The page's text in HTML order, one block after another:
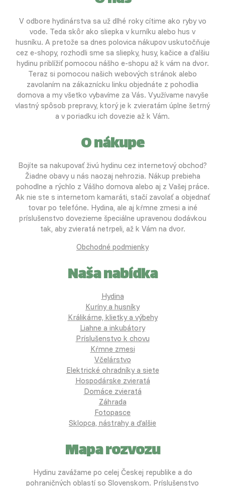
V odbore hydinárstva sa už dlhé roky cítime ako ryby vo
vode. Teda skôr ako sliepka v kurníku alebo hus v
husníku. A pretože sa dnes polovica nákupov uskutočňuje
cez e-shopy, rozhodli sme sa sliepky, husy, kačice a ďalšiu
hydinu priblížiť pomocou nášho e-shopu až k vám na dvor.
Teraz si pomocou našich webových stránok alebo
zavolaním na zákaznícku linku objednáte z pohodlia
domova a my všetko vybavíme za Vás. Využívame navyše
vlastný spôsob prepravy, ktorý je k zvieratám úplne šetrný
a v poriadku ich dovezie až k Vám.
O nákupe
Bojíte sa nakupovať živú hydinu cez internetový obchod?
Žiadne obavy u nás naozaj nehrozia. Nákup prebieha
pohodlne a rýchlo z Vášho domova alebo aj z Vašej práce.
Ak nie ste s internetom kamaráti, stačí zavolať a objednať
tovar po telefóne. Hydina, ale aj kŕmne zmesi a iné
príslušenstvo dovezieme špeciálne upravenou dodávkou
tak, aby zvieratá netrpeli, až k Vám na dvor.
Obchodné podmienky
Naša nabídka
Hydina
Kuríny a husníky
Králikárne, klietky a výbehy
Liahne a inkubátory
Príslušenstvo k chovu
Kŕmne zmesi
Včelárstvo
Elektrické ohradníky a siete
Hospodárske zvieratá
Domáce zvieratá
Záhrada
Fotopasce
Sklopca, nástrahy a ďalšie
Mapa rozvozu
Hydinu zavážame po celej Českej republike a do
pohraničných oblastí so Slovenskom. Príslušenstvo